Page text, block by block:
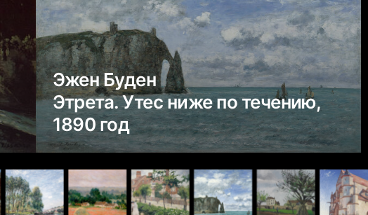
Эжен Буден
Этрета. Утес ниже по течению,
1890 год